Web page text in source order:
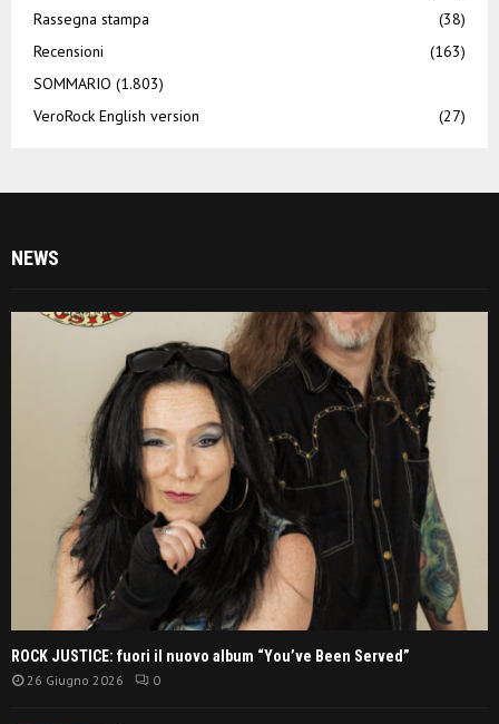
Rassegna stampa
(38)
Recensioni
(163)
SOMMARIO (1.803)
VeroRock English version
(27)
NEWS
ROCK JUSTICE: fuori il nuovo album “You’ve Been Served”
26 Giugno 2026 0